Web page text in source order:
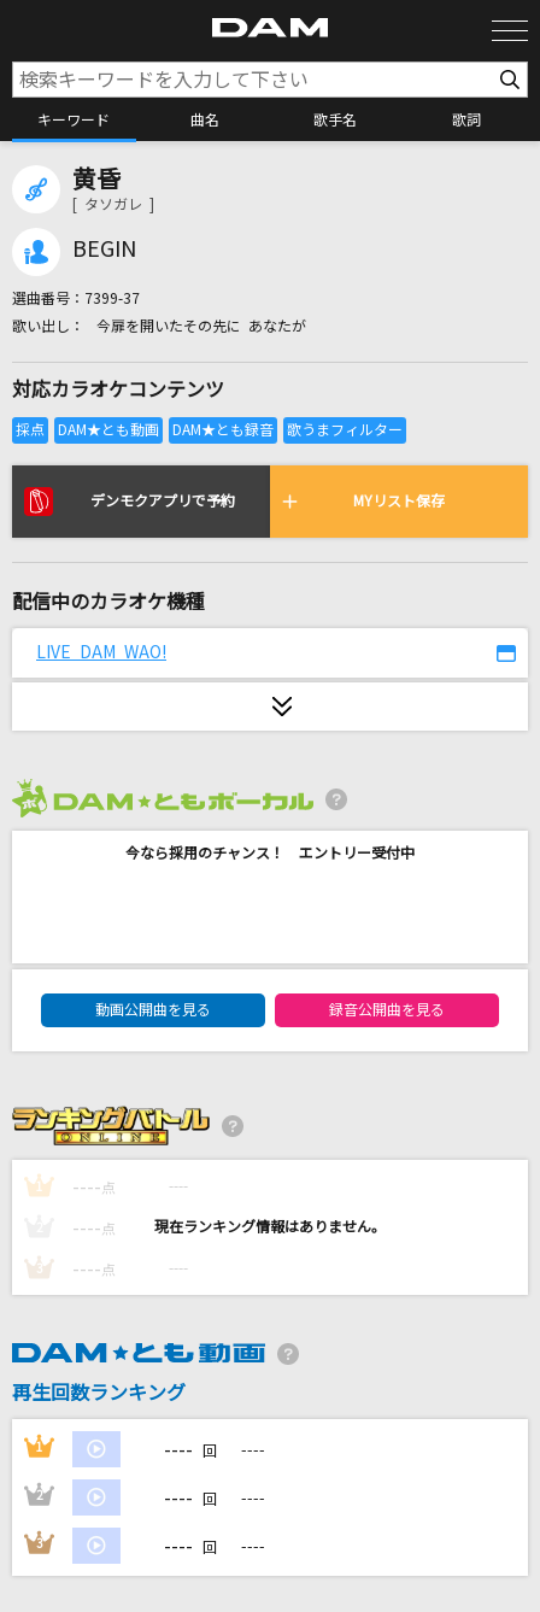
キーワード 曲名 歌手名 歌詞
全国りれき
リアルタイムで歌われている曲の一覧
ウォッチドッグス
シャルル
[生音]いつかのメリークリスマス
サカナクション
夏夜のマジック
indigo la End
[生音]あなたに
DREAMS COME TRUE
カラオケ最新情報をチェック！
黄昏
[ タソガレ ]
BEGIN
選曲番号： 7399-37
今扉を開いたその先に あなたが
対応カラオケコンテンツ
デンモクアプリで予約 MYリスト保存
配信中のカラオケ機種
LIVE DAM WAO!
今なら採用のチャンス！ エントリー受付中
DAM★ともボーカルエントリーランキング
動画公開曲を見る
録音公開曲を見る
1 ---- 点 ----
---- 点 ----
3 ---- 点 ----
再生回数ランキング
1 ---- 回 ----
2 ---- 回 ----
3 ---- 回 ----